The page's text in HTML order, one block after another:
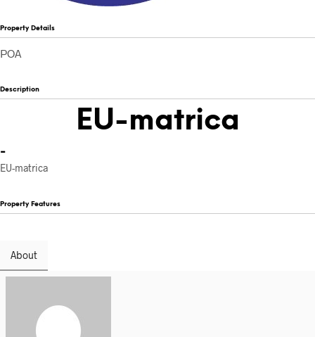
Property Details
POA
Description
EU-matrica
-
EU-matrica
Property Features
About